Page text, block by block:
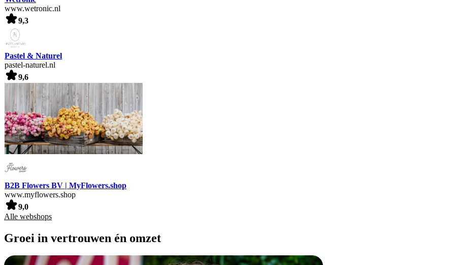
www.wetronic.nl
9,3
Pastel & Naturel
pastel-naturel.nl
9,6
B2B Flowers BV | MyFlowers.shop
www.myflowers.shop
9,0
Alle webshops
Groei in vertrouwen én omzet